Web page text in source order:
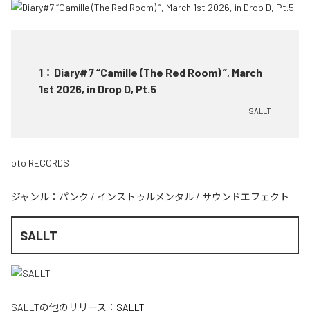
1 ： Diary#7 “Camille (The Red Room) ”, March
1st 2026, in Drop D, Pt.5
SALLT
oto RECORDS
ジャンル： パンク / インストゥルメンタル / サウンドエフェクト
SALLT
SALLTの他のリリース： SALLT